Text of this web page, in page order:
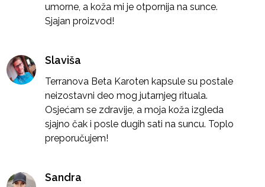
umorne, a koža mi je otpornija na sunce.
Sjajan proizvod!
Slaviša
Terranova Beta Karoten kapsule su postale
neizostavni deo mog jutarnjeg rituala.
Osjećam se zdravije, a moja koža izgleda
sjajno čak i posle dugih sati na suncu. Toplo
preporučujem!
Sandra